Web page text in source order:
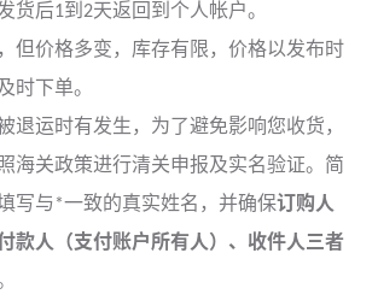
货后1到2天返回到个人帐户。
但价格多变，库存有限，价格以发布时
时下单。
退运时有发生，为了避免影响您收货，
海关政策进行清关申报及实名验证。简
写与*一致的真实姓名，并确保订购人
款人（支付账户所有人）、收件人三者